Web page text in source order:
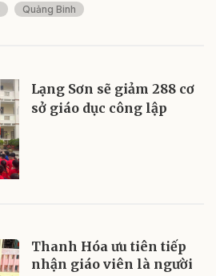
Quảng Binh
Lạng Sơn sẽ giảm 288 cơ
sở giáo dục công lập
Thanh Hóa ưu tiên tiếp
nhận giáo viên là người